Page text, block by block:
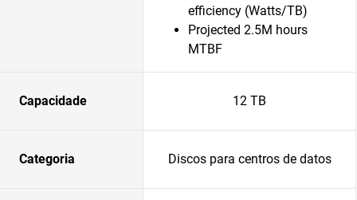
efficiency (Watts/TB)
Projected 2.5M hours
MTBF
Capacidade 12 TB
Categoria Discos para centros de datos